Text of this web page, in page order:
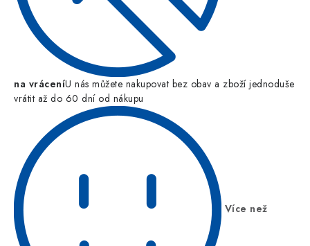
na vráceníU nás můžete nakupovat bez obav a zboží jednoduše
vrátit až do 60 dní od nákupu
Více než